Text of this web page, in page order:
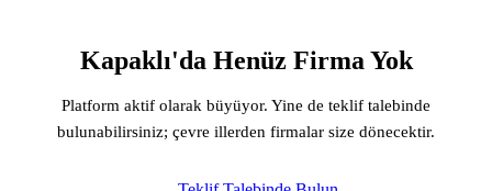
Kapaklı'da Henüz Firma Yok
Platform aktif olarak büyüyor. Yine de teklif talebinde
bulunabilirsiniz; çevre illerden firmalar size dönecektir.